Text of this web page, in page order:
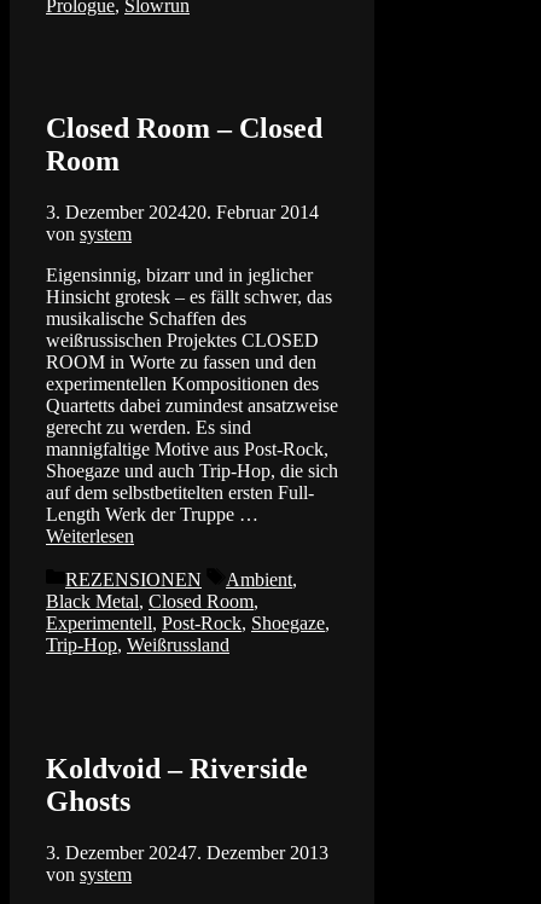
Prologue, Slowrun
Closed Room – Closed
Room
3. Dezember 202420. Februar 2014
von system
Eigensinnig, bizarr und in jeglicher
Hinsicht grotesk – es fällt schwer, das
musikalische Schaffen des
weißrussischen Projektes CLOSED
ROOM in Worte zu fassen und den
experimentellen Kompositionen des
Quartetts dabei zumindest ansatzweise
gerecht zu werden. Es sind
mannigfaltige Motive aus Post-Rock,
Shoegaze und auch Trip-Hop, die sich
auf dem selbstbetitelten ersten Full-
Length Werk der Truppe …
Weiterlesen
Kategorien
REZENSIONEN Schlagwörter
Ambient,
Black Metal, Closed Room,
Experimentell, Post-Rock, Shoegaze,
Trip-Hop, Weißrussland
Koldvoid – Riverside
Ghosts
3. Dezember 20247. Dezember 2013
von system